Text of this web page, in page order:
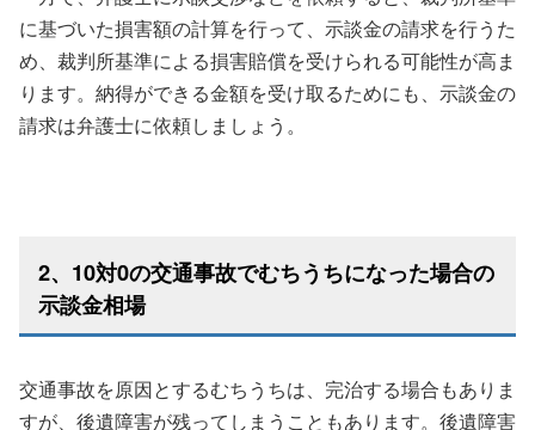
に基づいた損害額の計算を行って、示談金の請求を行うた
め、裁判所基準による損害賠償を受けられる可能性が高ま
ります。納得ができる金額を受け取るためにも、示談金の
請求は弁護士に依頼しましょう。
2、10対0の交通事故でむちうちになった場合の
示談金相場
交通事故を原因とするむちうちは、完治する場合もありま
すが、後遺障害が残ってしまうこともあります。後遺障害